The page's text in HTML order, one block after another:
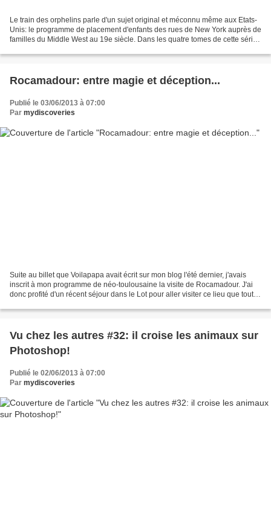
Le train des orphelins parle d'un sujet original et méconnu même aux Etats-
Unis: le programme de placement d'enfants des rues de New York auprès de
familles du Middle West au 19e siècle. Dans les quatre tomes de cette série
Rocamadour: entre magie et déception...
Publié le 03/06/2013 à 07:00
Par mydiscoveries
Suite au billet que Voilapapa avait écrit sur mon blog l'été dernier, j'avais
inscrit à mon programme de néo-toulousaine la visite de Rocamadour. J'ai
donc profité d'un récent séjour dans le Lot pour aller visiter ce lieu que tout le
Vu chez les autres #32: il croise les animaux sur
Photoshop!
Publié le 02/06/2013 à 07:00
Par mydiscoveries